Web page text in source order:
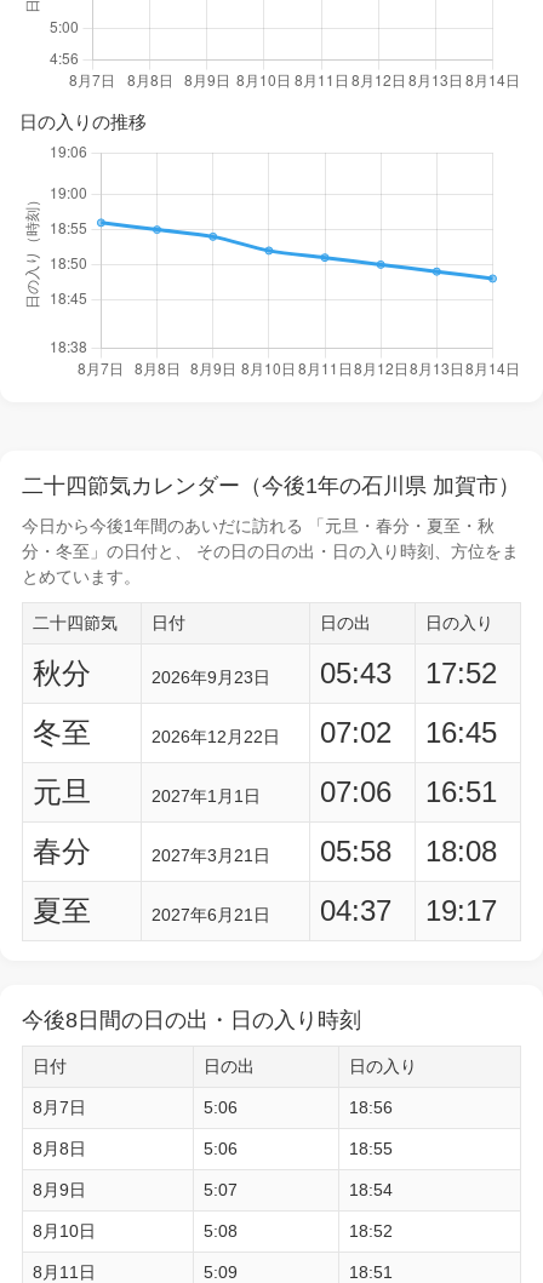
日の入りの推移
二十四節気カレンダー（今後1年の石川県 加賀市）
今日から今後1年間のあいだに訪れる 「元旦・春分・夏至・秋
分・冬至」の日付と、 その日の日の出・日の入り時刻
、方位をま
とめています。
二十四節気 日付 日の出 日の入り
秋分 2026年9月23日 05:43
17:52
冬至
2026年12月22日 07:02
16:45
元旦
2027年1月1日 07:06
16:51
春分
2027年3月21日 05:58
18:08
夏至
2027年6月21日 04:37 19:17
今後8日間の日の出・日の入り時刻
日付 日の出 日の入り
8月7日 5:06 18:56
8月8日 5:06 18:55
8月9日 5:07 18:54
8月10日 5:08 18:52
8月11日 5:09 18:51